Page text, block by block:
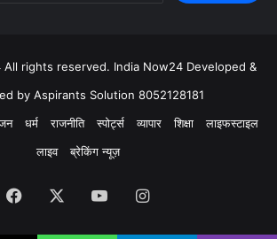
rights reserved. India Now24 Developed &
by Aspirants Solution 8052128181
धर्म राजनीति स्पोर्ट्स व्यापार शिक्षा
लाइफस्टाइल
लाइव
ब्रेकिंग न्यूज़